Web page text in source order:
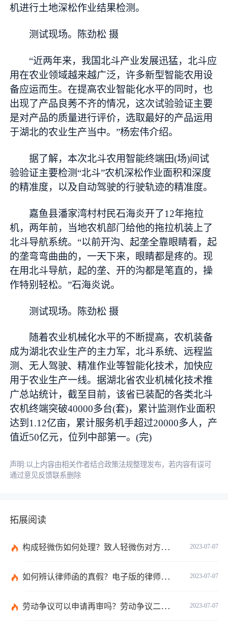
机进行土地深松作业结果检测。
测试现场。陈劲松 摄
“近两年来，我国北斗产业发展迅猛，北斗应
用在农业领域越来越广泛，许多新型智能农用设
备应运而生。在提高农业智能化水平的同时，也
出现了产品良莠不齐的情况，这次试验验证主要
是对产品的质量进行评价，选取最好的产品运用
于湖北的农业生产当中。”杨宏伟介绍。
据了解，本次北斗农用智能终端田(场)间试
验验证主要检测“北斗”农机深松作业面积和深度
的精准度，以及自动驾驶的行驶轨迹的精准度。
嘉鱼县潘家湾村村民石海炎开了12年拖拉
机，两年前，当地农机部门给他的拖拉机装上了
北斗导航系统。“以前开沟、起垄全靠眼睛看，起
的垄弯弯曲曲的，一天下来，眼睛都是疼的。现
在用北斗导航，起的垄、开的沟都是笔直的，操
作特别轻松。”石海炎说。
测试现场。陈劲松 摄
随着农业机械化水平的不断提高，农机装备
成为湖北农业生产的主力军，北斗系统、远程监
测、无人驾驶、精准作业等智能化技术，加快应
用于农业生产一线。据湖北省农业机械化技术推
广总站统计，截至目前，该省已装配的各类北斗
农机终端突破40000多台(套)，累计监测作业面积
达到1.12亿亩，累计服务机手超过20000多人，产
值近50亿元，位列中部第一。(完)
声明:以上内容由相关作者结合政策法规整理发布，若内容有误可
通过意见反馈联系删除
拓展阅读
2023-07-07
构成轻微伤如何处理？致人轻微伤对方不出院讹人怎么办？
2023-07-07
如何辨认律师函的真假？电子版的律师函是真的吗？
2023-07-07
劳动争议可以申请再审吗？劳动争议二审后还可以上诉吗？